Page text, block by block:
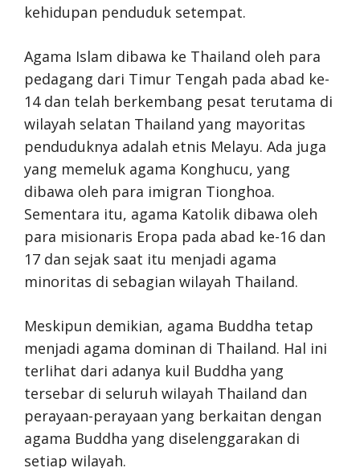
kehidupan penduduk setempat.
Agama Islam dibawa ke Thailand oleh para
pedagang dari Timur Tengah pada abad ke-
14 dan telah berkembang pesat terutama di
wilayah selatan Thailand yang mayoritas
penduduknya adalah etnis Melayu. Ada juga
yang memeluk agama Konghucu, yang
dibawa oleh para imigran Tionghoa.
Sementara itu, agama Katolik dibawa oleh
para misionaris Eropa pada abad ke-16 dan
17 dan sejak saat itu menjadi agama
minoritas di sebagian wilayah Thailand.
Meskipun demikian, agama Buddha tetap
menjadi agama dominan di Thailand. Hal ini
terlihat dari adanya kuil Buddha yang
tersebar di seluruh wilayah Thailand dan
perayaan-perayaan yang berkaitan dengan
agama Buddha yang diselenggarakan di
setiap wilayah.